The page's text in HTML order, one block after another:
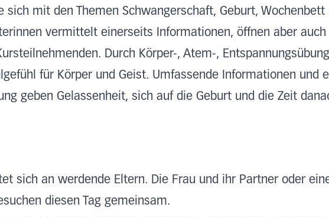
sich mit den Themen Schwangerschaft, Geburt, Wochenbett
vermittelt einerseits Informationen, öffnen aber auch
Durch Körper-, Atem-,
für Körper und Geist. Umfassende Informationen und
geben Gelassenheit, sich auf die Geburt und die Zeit
sich an werdende Eltern. Die Frau und ihr Partner oder
diesen Tag gemeinsam.